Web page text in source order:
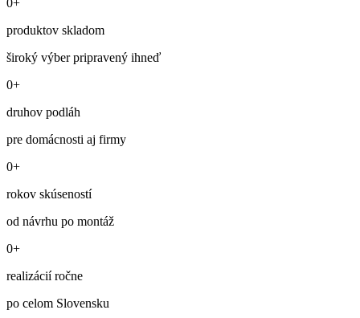
produktov skladom
široký výber pripravený ihneď
0+
druhov podláh
pre domácnosti aj firmy
0+
rokov skúseností
od návrhu po montáž
0+
realizácií ročne
po celom Slovensku